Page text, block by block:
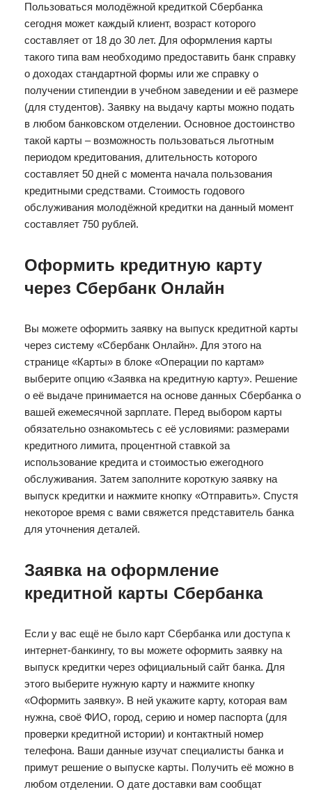
Пользоваться молодёжной кредиткой Сбербанка
сегодня может каждый клиент, возраст которого
составляет от 18 до 30 лет. Для оформления карты
такого типа вам необходимо предоставить банк справку
о доходах стандартной формы или же справку о
получении стипендии в учебном заведении и её размере
(для студентов). Заявку на выдачу карты можно подать
в любом банковском отделении. Основное достоинство
такой карты – возможность пользоваться льготным
периодом кредитования, длительность которого
составляет 50 дней с момента начала пользования
кредитными средствами. Стоимость годового
обслуживания молодёжной кредитки на данный момент
составляет 750 рублей.
Оформить кредитную карту
через Сбербанк Онлайн
Вы можете оформить заявку на выпуск кредитной карты
через систему «Сбербанк Онлайн». Для этого на
странице «Карты» в блоке «Операции по картам»
выберите опцию «Заявка на кредитную карту». Решение
о её выдаче принимается на основе данных Сбербанка о
вашей ежемесячной зарплате. Перед выбором карты
обязательно ознакомьтесь с её условиями: размерами
кредитного лимита, процентной ставкой за
использование кредита и стоимостью ежегодного
обслуживания. Затем заполните короткую заявку на
выпуск кредитки и нажмите кнопку «Отправить». Спустя
некоторое время с вами свяжется представитель банка
для уточнения деталей.
Заявка на оформление
кредитной карты Сбербанка
Если у вас ещё не было карт Сбербанка или доступа к
интернет-банкингу, то вы можете оформить заявку на
выпуск кредитки через официальный сайт банка. Для
этого выберите нужную карту и нажмите кнопку
«Оформить заявку». В ней укажите карту, которая вам
нужна, своё ФИО, город, серию и номер паспорта (для
проверки кредитной истории) и контактный номер
телефона. Ваши данные изучат специалисты банка и
примут решение о выпуске карты. Получить её можно в
любом отделении. О дате доставки вам сообщат